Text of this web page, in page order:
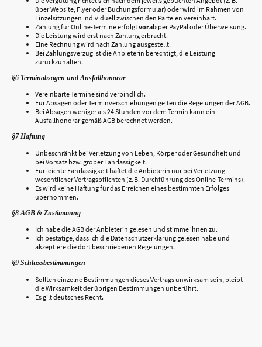
über Website, Flyer oder Buchungsformular) oder wird im Rahmen von
Einzelsitzungen individuell zwischen den Parteien vereinbart.
Zahlung für Online-Termine erfolgtvorab per PayPal oder Überweisung.
Die Leistung wird erst nach Zahlung erbracht.
Eine Rechnung wird nach Zahlung ausgestellt.
Bei Zahlungsverzug ist die Anbieterin berechtigt, die Leistung
zurückzuhalten.
§6 Terminabsagen und Ausfallhonorar
Vereinbarte Termine sind verbindlich.
Für Absagen oder Terminverschiebungen gelten die Regelungen der AGB.
Bei Absagen weniger als 24 Stunden vor dem Termin kann ein
Ausfallhonorar gemäß AGB berechnet werden.
§7 Haftung
Unbeschränkt bei Verletzung von Leben, Körper oder Gesundheit und
bei Vorsatz bzw. grober Fahrlässigkeit.
Für leichte Fahrlässigkeit haftet die Anbieterin nur bei Verletzung
wesentlicher Vertragspflichten (z. B. Durchführung des Online-Termins).
Es wird keine Haftung für das Erreichen eines bestimmten Erfolges
übernommen.
§8 AGB & Zustimmung
Ich habe die AGB der Anbieterin gelesen und stimme ihnen zu.
Ich bestätige, dass ich die Datenschutzerklärung gelesen habe und
akzeptiere die dort beschriebenen Regelungen.
§9 Schlussbestimmungen
Sollten einzelne Bestimmungen dieses Vertrags unwirksam sein, bleibt
die Wirksamkeit der übrigen Bestimmungen unberührt.
Es gilt deutsches Recht.